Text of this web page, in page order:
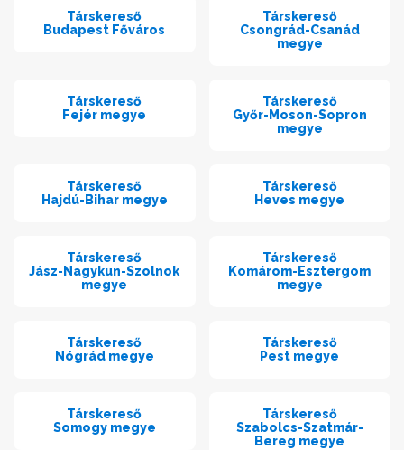
Társkereső
Budapest Főváros
Társkereső
Csongrád-Csanád
megye
Társkereső
Fejér megye
Társkereső
Győr-Moson-Sopron
megye
Társkereső
Hajdú-Bihar megye
Társkereső
Heves megye
Társkereső
Jász-Nagykun-Szolnok
megye
Társkereső
Komárom-Esztergom
megye
Társkereső
Nógrád megye
Társkereső
Pest megye
Társkereső
Somogy megye
Társkereső
Szabolcs-Szatmár-
Bereg megye